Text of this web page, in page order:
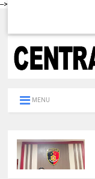
-->
MENU